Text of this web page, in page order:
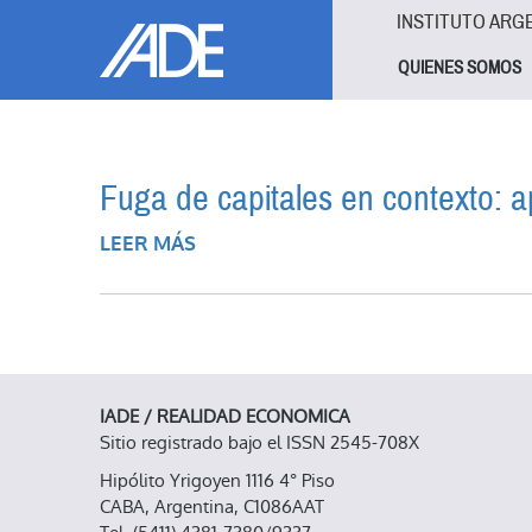
INSTITUTO
QUIENES SOMOS
Fuga de capitales en contexto:
LEER MÁS
IADE / REALIDAD ECONOMICA
Sitio registrado bajo el ISSN 2545-708X
Hipólito Yrigoyen 1116 4° Piso
CABA, Argentina, C1086AAT